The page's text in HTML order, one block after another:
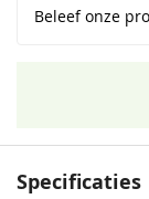
Beleef onze
Specificaties